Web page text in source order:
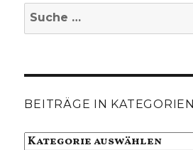
Suche
nach:
BEITRÄGE IN KATEGORIEN
Beiträge